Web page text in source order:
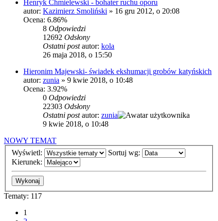
Henryk Chmielewski - bohater ruchu oporu
autor: Kazimierz Smoliński » 16 gru 2012, o 20:08
Ocena: 6.86%
8 Odpowiedzi
12692 Odsłony
Ostatni postautor: kola
26 maja 2018, o 15:50
Hieronim Majewski- świadek ekshumacji grobów katyńskich
autor: zunia » 9 kwie 2018, o 10:48
Ocena: 3.92%
0 Odpowiedzi
22303 Odsłony
Ostatni postautor: zunia
9 kwie 2018, o 10:48
NOWY TEMAT
Wyświetl:
Sortuj wg:
Kierunek:
Tematy: 117
1